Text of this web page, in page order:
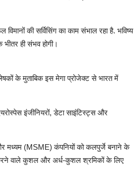
की सर्विसिंग का काम संभाल रहा है. भविष्य
ही संभव होगी।
के मुताबिक इस मेगा प्रोजेक्ट से भारत में
इंजीनियरों, डेटा साइंटिस्ट्स और
मध्यम (MSME) कंपनियों को कलपुर्जे बनाने के
करने वाले कुशल और अर्ध-कुशल श्रमिकों के लिए